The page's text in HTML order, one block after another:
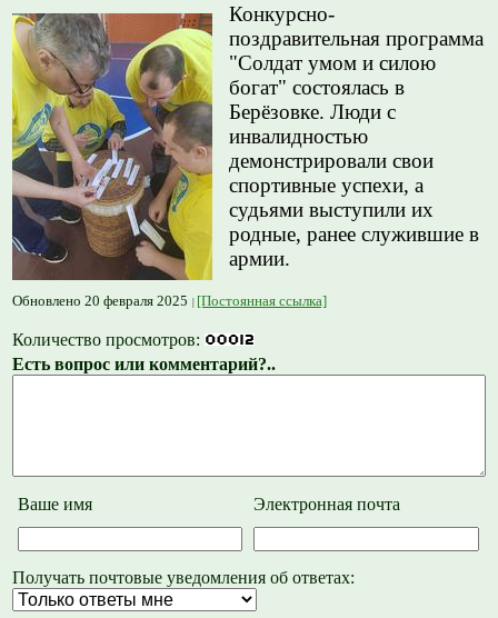
Конкурсно-
поздравительная программа
"Солдат умом и силою
богат" состоялась в
Берёзовке. Люди с
инвалидностью
демонстрировали свои
спортивные успехи, а
судьями выступили их
родные, ранее служившие в
армии.
Обновлено 20 февраля 2025 [Постоянная ссылка]
Количество просмотров:
Есть вопрос или комментарий?..
Ваше имя Электронная почта
Получать почтовые уведомления об ответах: